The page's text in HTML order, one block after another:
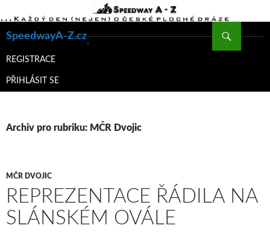
SpeedwayA-Z.cz
K
WEBU
REGISTRACE
PŘIHLÁSIT SE
Archiv pro rubriku: MČR Dvojic
MČR DVOJIC
REPREZENTACE ŘÁDILA NA
SLÁNSKÉM OVÁLE